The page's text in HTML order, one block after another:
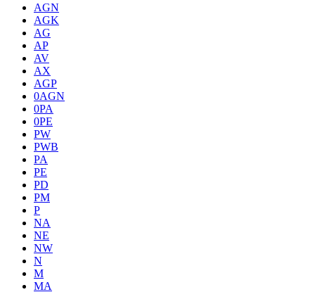
AGN
AGK
AG
AP
AV
AX
AGP
0AGN
0PA
0PE
PW
PWB
PA
PE
PD
PM
P
NA
NE
NW
N
M
MA